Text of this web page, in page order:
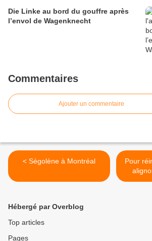
Die Linke au bord du gouffre après
l’envol de Wagenknecht
Commentaires
Ajouter un commentaire
< Ségolène à Montréal
Pour
Hébergé par Overblog
Top articles
Pages